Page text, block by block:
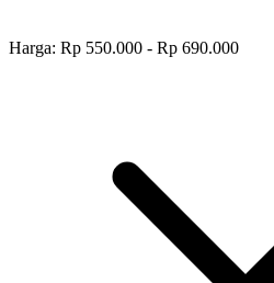
Harga: Rp 550.000 - Rp 690.000